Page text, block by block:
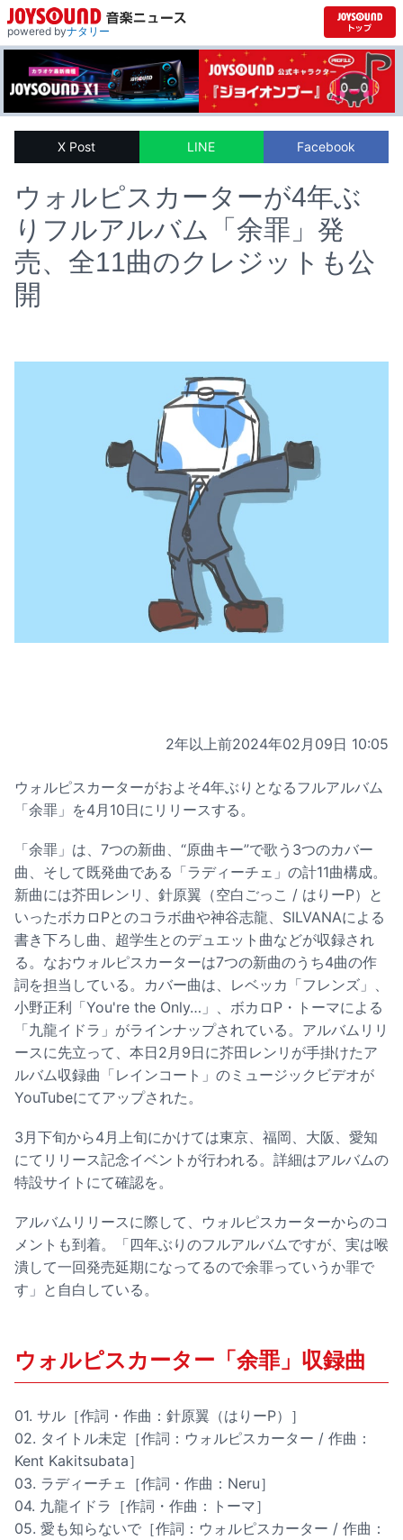
powered byナタリー
X Post LINE Facebook
ウォルピスカーターが4年ぶ
りフルアルバム「余罪」発
売、全11曲のクレジットも公
開
2年以上前2024年02月09日 10:05
ウォルピスカーターがおよそ4年ぶりとなるフルアルバム
「余罪」を4月10日にリリースする。
「余罪」は、7つの新曲、“原曲キー”で歌う3つのカバー
曲、そして既発曲である「ラディーチェ」の計11曲構成。
新曲には芥田レンリ、針原翼（空白ごっこ / はりーP）と
いったボカロPとのコラボ曲や神谷志龍、SILVANAによる
書き下ろし曲、超学生とのデュエット曲などが収録され
る。なおウォルピスカーターは7つの新曲のうち4曲の作
詞を担当している。カバー曲は、レベッカ「フレンズ」、
小野正利「You're the Only…」、ボカロP・トーマによる
「九龍イドラ」がラインナップされている。アルバムリリ
ースに先立って、本日2月9日に芥田レンリが手掛けたア
ルバム収録曲「レインコート」のミュージックビデオが
YouTubeにてアップされた。
3月下旬から4月上旬にかけては東京、福岡、大阪、愛知
にてリリース記念イベントが行われる。詳細はアルバムの
特設サイトにて確認を。
アルバムリリースに際して、ウォルピスカーターからのコ
メントも到着。「四年ぶりのフルアルバムですが、実は喉
潰して一回発売延期になってるので余罪っていうか罪で
す」と自白している。
ウォルピスカーター「余罪」収録曲
01. サル［作詞・作曲：針原翼（はりーP）］
02. タイトル未定［作詞：ウォルピスカーター / 作曲：
Kent Kakitsubata］
03. ラディーチェ［作詞・作曲：Neru］
04. 九龍イドラ［作詞・作曲：トーマ］
05. 愛も知らないで［作詞：ウォルピスカーター / 作曲：